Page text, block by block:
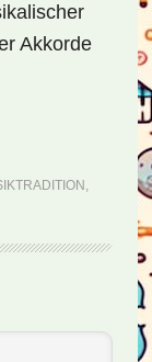
Akkorde
,